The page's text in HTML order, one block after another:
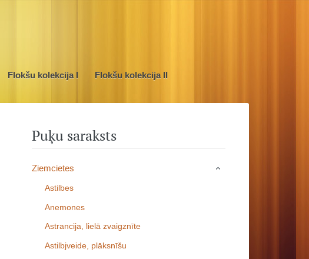
Flokšu kolekcija I Flokšu kolekcija II
Puķu saraksts
Ziemcietes
Astilbes
Anemones
Astrancija, lielā zvaigznīte
Astilbjveide, plāksnīšu
›